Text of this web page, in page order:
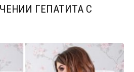
ГЕПАТИТА С